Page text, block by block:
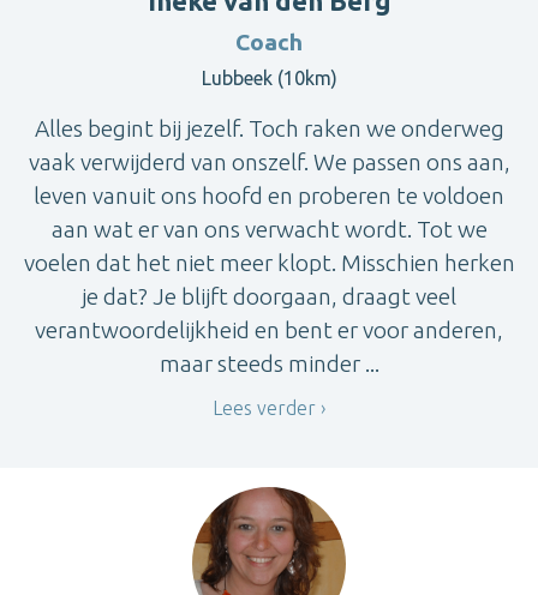
Coach
Lubbeek (10km)
Alles begint bij jezelf. Toch raken we onderweg
vaak verwijderd van onszelf. We passen ons aan,
leven vanuit ons hoofd en proberen te voldoen
aan wat er van ons verwacht wordt. Tot we
voelen dat het niet meer klopt. Misschien herken
je dat? Je blijft doorgaan, draagt veel
verantwoordelijkheid en bent er voor anderen,
maar steeds minder ...
Lees verder